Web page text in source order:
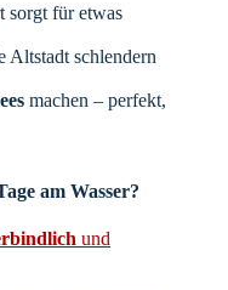
sorgt für etwas
Altstadt schlendern
machen – perfekt,
am Wasser?
und